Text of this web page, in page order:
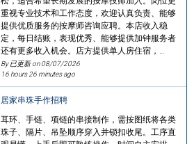
重视专业技术和工作态度，欢迎认真负责、能够
提供优质服务的按摩师咨询应聘。本店收入稳
定，每日结账，表现优秀、能够提供加钟服务者
还有更多收入机会。店方提供单人房住宿，…
By 已更新 on08/07/2026
16 hours 26 minutes ago
居家串珠手作招聘
耳环、手链、项链的串接制作，需按图纸将各类
珠子、隔片、吊坠顺序穿入并锁扣收尾。工序直